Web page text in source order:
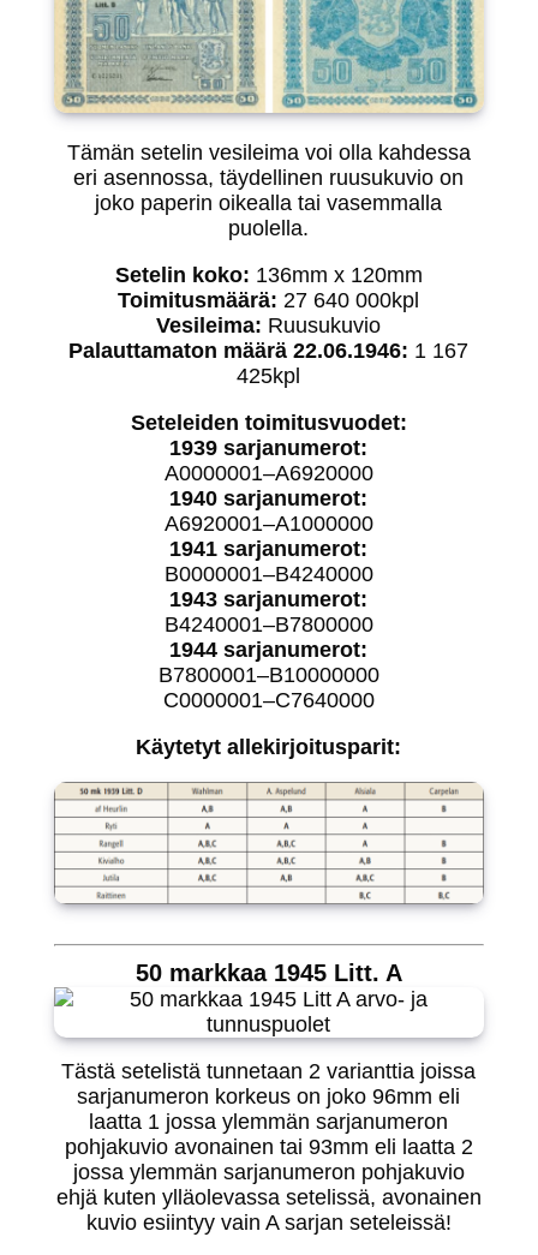
Tämän setelin vesileima voi olla kahdessa
eri asennossa, täydellinen ruusukuvio on
joko paperin oikealla tai vasemmalla
puolella.
Setelin koko: 136mm x 120mm
Toimitusmäärä: 27 640 000kpl
Vesileima: Ruusukuvio
Palauttamaton määrä 22.06.1946: 1 167
425kpl
Seteleiden toimitusvuodet:
1939 sarjanumerot:
A0000001–A6920000
1940 sarjanumerot:
A6920001–A1000000
1941 sarjanumerot:
B0000001–B4240000
1943 sarjanumerot:
B4240001–B7800000
1944 sarjanumerot:
B7800001–B10000000
C0000001–C7640000
Käytetyt allekirjoitusparit:
50 markkaa 1945 Litt. A
Tästä setelistä tunnetaan 2 varianttia joissa
sarjanumeron korkeus on joko 96mm eli
laatta 1 jossa ylemmän sarjanumeron
pohjakuvio avonainen tai 93mm eli laatta 2
jossa ylemmän sarjanumeron pohjakuvio
ehjä kuten ylläolevassa setelissä, avonainen
kuvio esiintyy vain A sarjan seteleissä!